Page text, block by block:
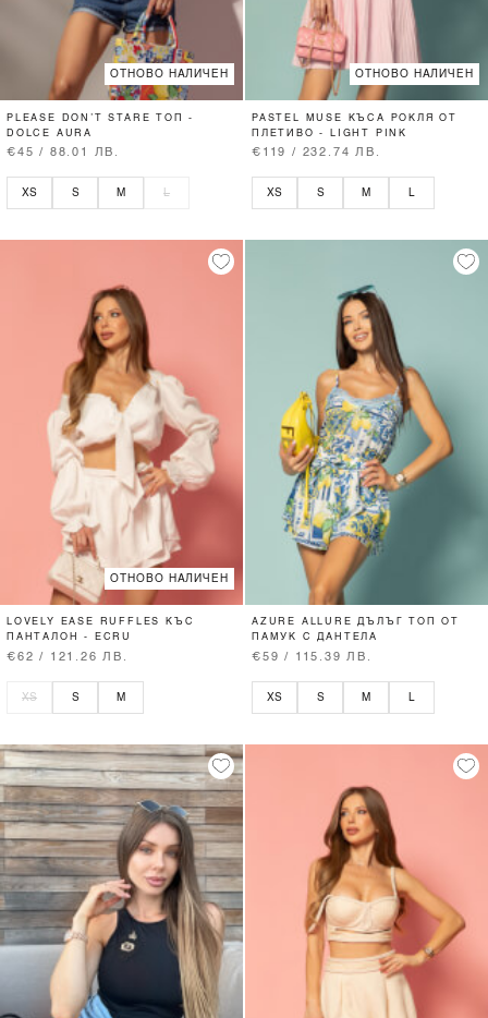
ОТНОВО НАЛИЧЕН
PLEASE DON’T STARE ТОП -
DOLCE AURA
€45 / 88.01 ЛВ.
XS S M L
ОТНОВО НАЛИЧЕН
PASTEL MUSE КЪСА РОКЛЯ ОТ
ПЛЕТИВО - LIGHT PINK
€119 / 232.74 ЛВ.
XS S M L
ОТНОВО НАЛИЧЕН
LOVELY EASE RUFFLES КЪС
ПАНТАЛОН - ECRU
€62 / 121.26 ЛВ.
XS S M
AZURE ALLURE ДЪЛЪГ ТОП ОТ
ПАМУК С ДАНТЕЛА
€59 / 115.39 ЛВ.
XS S M